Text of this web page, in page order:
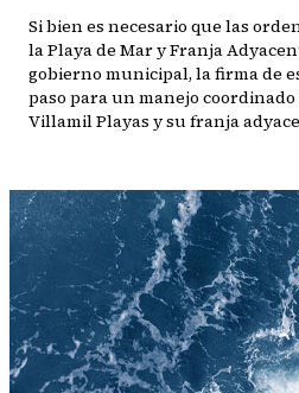
Si bien es necesario que las
la Playa de Mar y Franja
gobierno municipal, la firma de
paso para un manejo
Villamil Playas y su franja